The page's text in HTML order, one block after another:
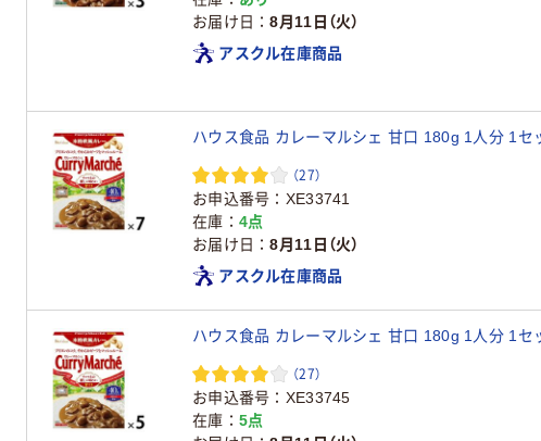
お届け日
8月11日（火）
アスクル在庫商品
ハウス食品 カレーマルシェ 甘口 180g 1人分 1セ
（27）
お申込番号
XE33741
在庫
4点
お届け日
8月11日（火）
アスクル在庫商品
ハウス食品 カレーマルシェ 甘口 180g 1人分 1セ
（27）
お申込番号
XE33745
在庫
5点